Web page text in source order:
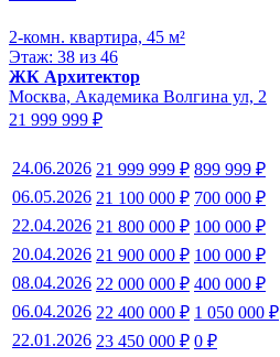
2-комн. квартира, 45 м²
Этаж: 38 из 46
ЖК Архитектор
Москва, Академика Волгина ул, 2
21 999 999 ₽
24.06.2026 21 999 999 ₽ 899 999 ₽
06.05.2026 21 100 000 ₽ 700 000 ₽
22.04.2026 21 800 000 ₽ 100 000 ₽
20.04.2026 21 900 000 ₽ 100 000 ₽
08.04.2026 22 000 000 ₽ 400 000 ₽
06.04.2026 22 400 000 ₽ 1 050 000 ₽
22.01.2026 23 450 000 ₽ 0 ₽